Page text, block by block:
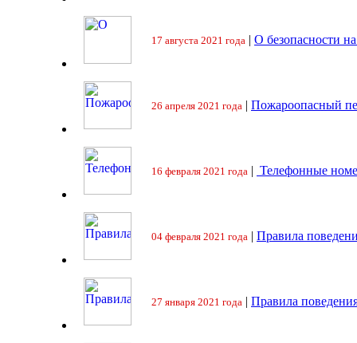
17 августа 2021 года | О безопасности
26 апреля 2021 года | Пожароопасный
16 февраля 2021 года | Телефонные
04 февраля 2021 года | Правила
27 января 2021 года | Правила